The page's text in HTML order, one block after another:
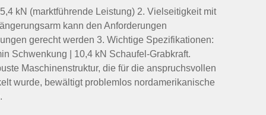
kN (marktführende Leistung) 2. Vielseitigkeit mit
kann den Anforderungen
gerecht werden 3. Wichtige Spezifikationen:
Schwenkung | 10,4 kN Schaufel-Grabkraft.
Maschinenstruktur, die für die anspruchsvollen
wurde, bewältigt problemlos nordamerikanische